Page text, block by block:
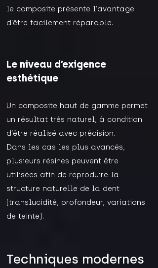
le composite présente l’avantage
d’être facilement réparable.
Le niveau d’exigence
esthétique
Un composite haut de gamme permet
un résultat très naturel, à condition
d’être réalisé avec précision.
Dans les cas les plus avancés,
plusieurs résines peuvent être
utilisées afin de reproduire la
structure naturelle de la dent
(translucidité, profondeur, variations
de teinte).
Techniques modernes